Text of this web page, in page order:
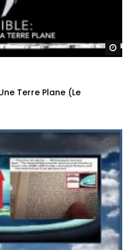
Terre Plane (Le